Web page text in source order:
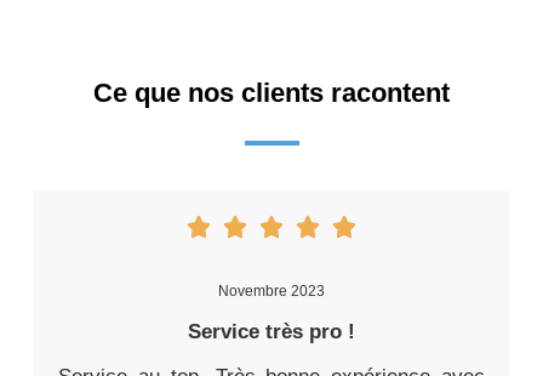
Ce que nos clients racontent
Novembre 2023
Service très pro !